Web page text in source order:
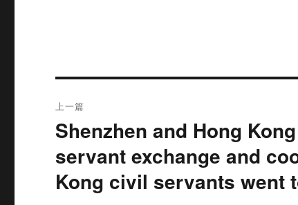
章
导
航
上一篇
上
文
章：
Shenzhen and Hong
servant exchange and
Kong civil servants went